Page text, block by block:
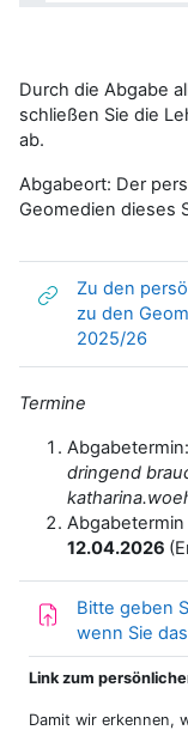
Durch die Abgabe
schließen Sie die
ab.
Abgabeort: Der
Geomedien dieses
Zu den
zu den
2025/26Link/
Termine
dringend
12.04.2026
Bitte geben
wenn Sie
Link zum
Damit wir erkennen,